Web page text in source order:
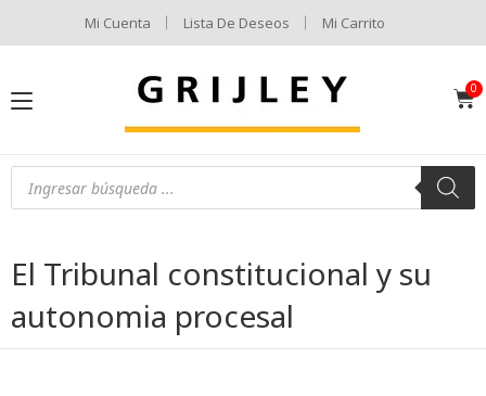
Mi Cuenta Lista De Deseos Mi Carrito
El Tribunal constitucional y su
autonomia procesal